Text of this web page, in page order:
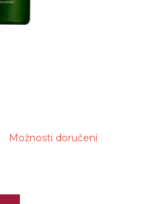
Možnosti doručení